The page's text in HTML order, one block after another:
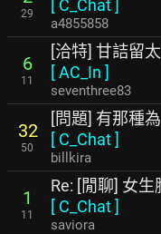
29
[ C_Chat]
a4855858
6
11
[洽特] 甘詰留
[AC_In ]
seventhree83
32
50
[問題] 有那種
[ C_Chat]
billkira
1
11
Re: [閒聊] 女
[ C_Chat]
saviora